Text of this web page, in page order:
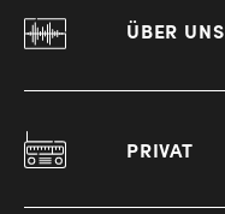
ÜBER UNS
PRIVAT